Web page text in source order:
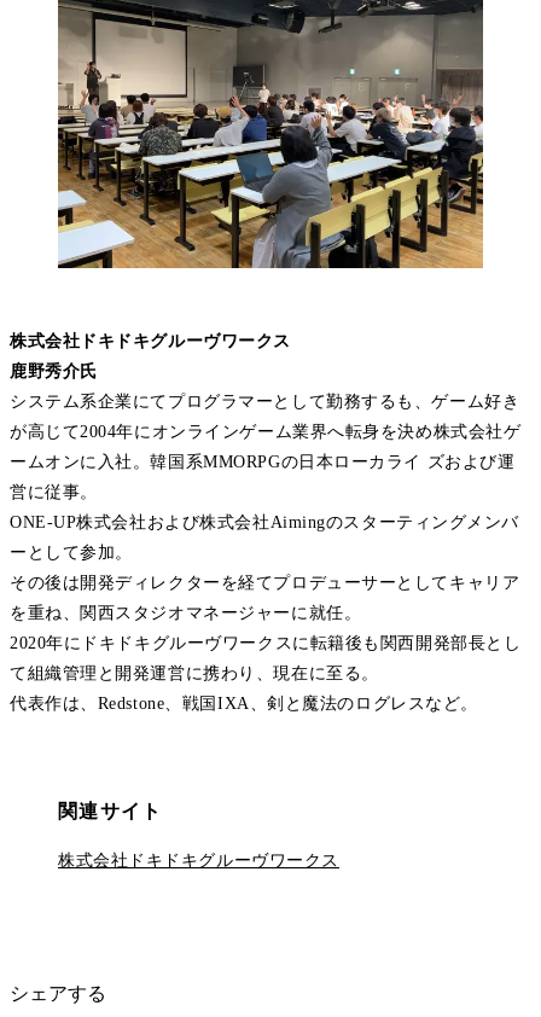
株式会社ドキドキグルーヴワークス
鹿野秀介氏
システム系企業にてプログラマーとして勤務するも、ゲーム好き
が高じて2004年にオンラインゲーム業界へ転身を決め株式会社ゲ
ームオンに入社。韓国系MMORPGの日本ローカライ ズおよび運
営に従事。
ONE-UP株式会社および株式会社Aimingのスターティングメンバ
ーとして参加。
その後は開発ディレクターを経てプロデューサーとしてキャリア
を重ね、関西スタジオマネージャーに就任。
2020年にドキドキグルーヴワークスに転籍後も関西開発部長とし
て組織管理と開発運営に携わり、現在に至る。
代表作は、Redstone、戦国IXA、剣と魔法のログレスなど。
関連サイト
株式会社ドキドキグルーヴワークス
シェアする